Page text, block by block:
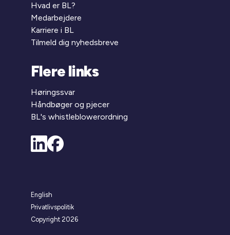
Hvad er BL?
Medarbejdere
Karriere i BL
Tilmeld dig nyhedsbreve
Flere links
Høringssvar
Håndbøger og pjecer
BL's whistleblowerordning
English
Privatlivspolitik
Copyright 2026